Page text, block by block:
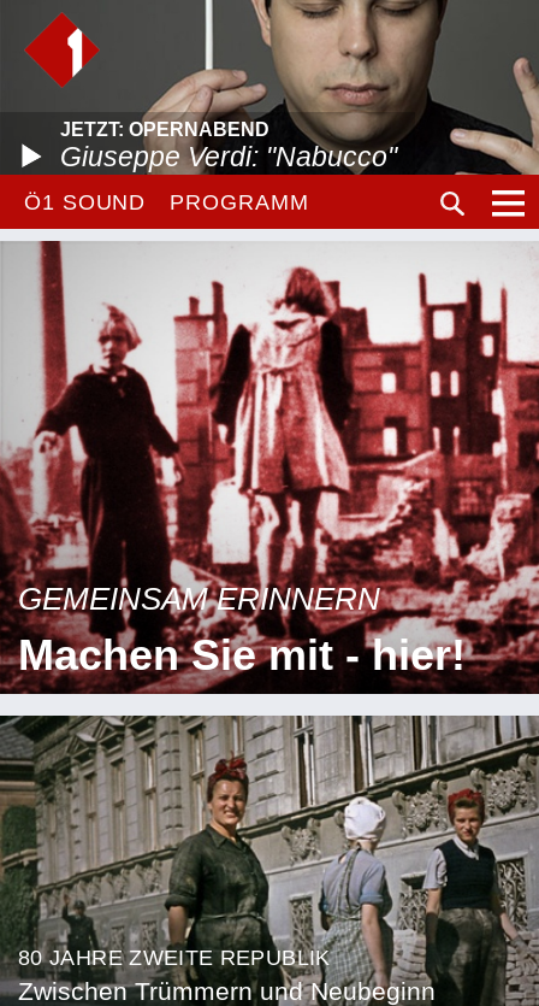
JETZT: OPERNABEND
Giuseppe Verdi: "Nabucco"
Ö1 SOUND PROGRAMM
GEMEINSAM ERINNERN
Machen Sie mit - hier!
80 JAHRE ZWEITE REPUBLIK
Zwischen Trümmern und Neubeginn